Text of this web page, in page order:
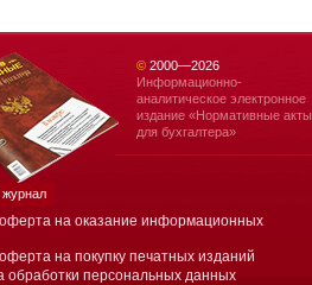
на оказание информационных
на покупку печатных изданий
обработки персональных данных
©2000—2026
Информационно-
аналитическое электронное
издание «Нормативные акты
для бухгалтера»